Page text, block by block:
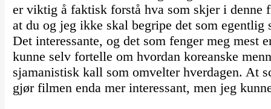
er viktig å faktisk forstå hva som skjer i denne
at du og jeg ikke skal begripe det som
Det interessante, og det som fenger meg mest
kunne selv fortelle om hvordan koreanske
sjamanistisk kall som omvelter hverdagen. At
gjør filmen enda mer interessant, men jeg